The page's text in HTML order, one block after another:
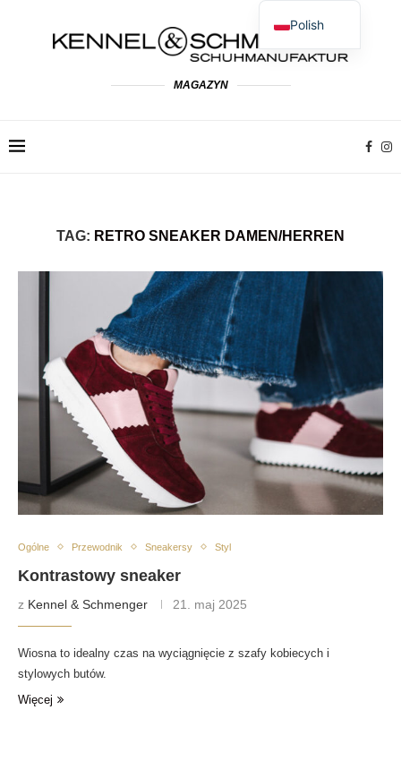
MAGAZYN
TAG: RETRO SNEAKER DAMEN/HERREN
Ogólne Przewodnik Sneakersy Styl
Kontrastowy sneaker
z Kennel & Schmenger 21. maj 2025
Wiosna to idealny czas na wyciągnięcie z szafy kobiecych i
stylowych butów.
Więcej
Polish
German
English